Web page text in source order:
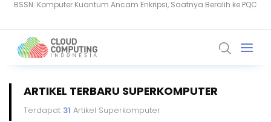
ARTIKEL TERBARU SUPERKOMPUTER
Terdapat 31 Artikel Superkomputer